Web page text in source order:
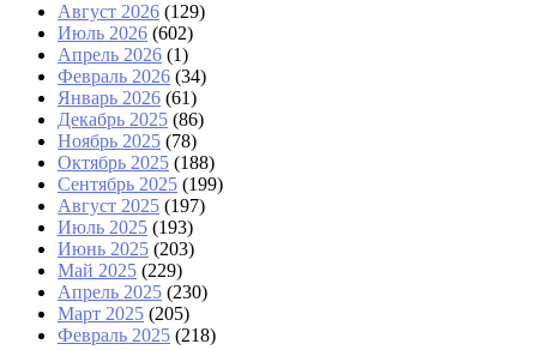
Август 2026 (129)
Июль 2026 (602)
Апрель 2026 (1)
Февраль 2026 (34)
Январь 2026 (61)
Декабрь 2025 (86)
Ноябрь 2025 (78)
Октябрь 2025 (188)
Сентябрь 2025 (199)
Август 2025 (197)
Июль 2025 (193)
Июнь 2025 (203)
Май 2025 (229)
Апрель 2025 (230)
Март 2025 (205)
Февраль 2025 (218)